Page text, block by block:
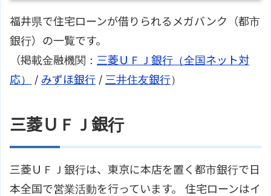
福井県で住宅ローンが借りられるメガバンク（都市
銀行）の一覧です。
（掲載金融機関： 三菱ＵＦＪ銀行（全国ネット対
応）
/ みずほ銀行 / 三井住友銀行）
三菱ＵＦＪ銀行
三菱ＵＦＪ銀行は、東京に本店を置く都市銀行で日
本全国で営業活動を行っています。 住宅ローンはイ